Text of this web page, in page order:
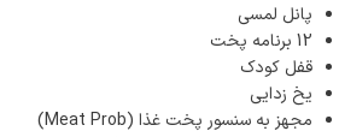
پانل لمسی
12 برنامه پخت
قفل کودک
یخ زدایی
مجهز به سنسور پخت غذا (Meat Prob)